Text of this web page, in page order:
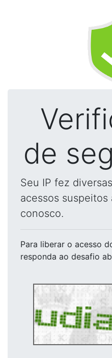
de
Seu IP fez
acessos
conosco.
Para liberar o acesso
responda ao desafio